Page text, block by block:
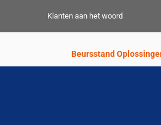
Klanten aan het woord
Beursstand